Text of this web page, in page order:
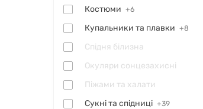
Костюми +6
Купальники та плавки +8
Спідня білизна
Окуляри сонцезахисні
Піжами та халати
Сукні та спідниці +39